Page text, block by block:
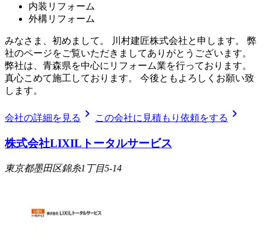
内装リフォーム
外構リフォーム
みなさま、初めまして。 川村建匠株式会社と申します。 弊
社のページをご覧いただきましてありがとうございます。
弊社は、青森県を中心にリフォーム業を行っております。
真心こめて施工しております。 今後ともよろしくお願い致
します。
会社の詳細を見る chevron_right この会社に見積もり依頼をする chevron_right
株式会社LIXILトータルサービス
東京都墨田区錦糸1丁目5-14